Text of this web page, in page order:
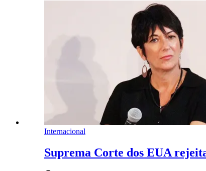
Internacional
Suprema Corte dos EUA